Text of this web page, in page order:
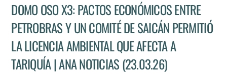
DOMO OSO X3: PACTOS ECONÓMICOS ENTRE
PETROBRAS Y UN COMITÉ DE SAICÁN PERMITIÓ
LA LICENCIA AMBIENTAL QUE AFECTA A
TARIQUÍA | ANA NOTICIAS (23.03.26)